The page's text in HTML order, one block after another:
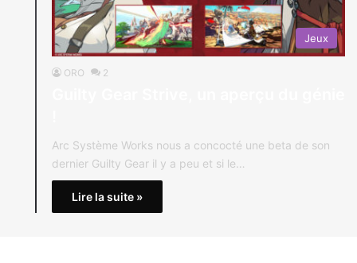
Jeux
ORO 2
Arc Système Works nous a concocté une beta de son
dernier Guilty Gear il y a peu et si le…
Lire la suite »